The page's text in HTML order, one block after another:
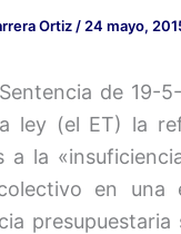
Ortiz / 24 mayo,
de 19-
ley (el ET) la
a la
en